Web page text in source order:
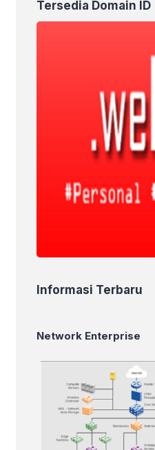
Tersedia Domain ID
Informasi Terbaru
Network Enterprise